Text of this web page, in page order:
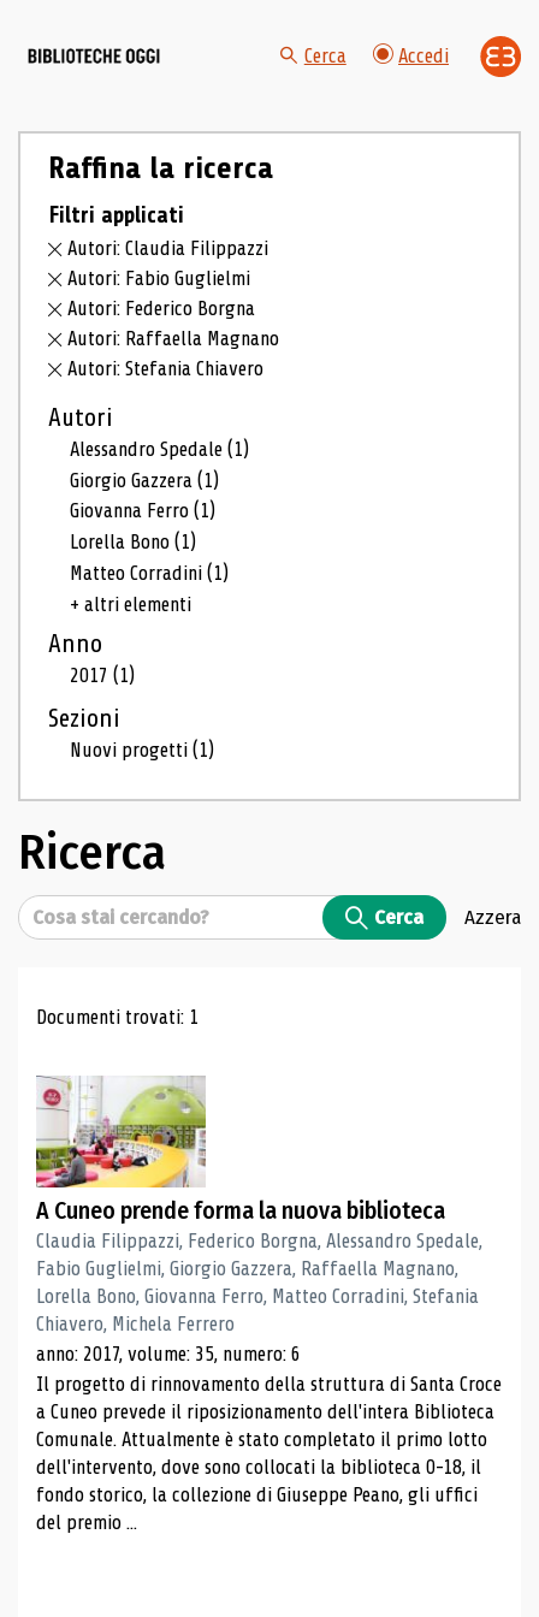
Cerca Accedi
Raffina la ricerca
Filtri applicati
Autori: Claudia Filippazzi
Autori: Fabio Guglielmi
Autori: Federico Borgna
Autori: Raffaella Magnano
Autori: Stefania Chiavero
Autori
Alessandro Spedale(1)
Giorgio Gazzera(1)
Giovanna Ferro(1)
Lorella Bono(1)
Matteo Corradini(1)
+ altri elementi
Anno
2017(1)
Sezioni
Nuovi progetti(1)
Ricerca
Cerca Cerca Azzera
Risultati di ricerca
Documenti trovati: 1
A Cuneo prende forma la nuova biblioteca
Claudia Filippazzi, Federico Borgna, Alessandro Spedale,
Fabio Guglielmi, Giorgio Gazzera, Raffaella Magnano,
Lorella Bono, Giovanna Ferro, Matteo Corradini, Stefania
Chiavero, Michela Ferrero
anno: 2017, volume: 35, numero: 6
Il progetto di rinnovamento della struttura di Santa Croce
a Cuneo prevede il riposizionamento dell'intera Biblioteca
Comunale. Attualmente è stato completato il primo lotto
dell'intervento, dove sono collocati la biblioteca 0-18, il
fondo storico, la collezione di Giuseppe Peano, gli uffici
del premio ...